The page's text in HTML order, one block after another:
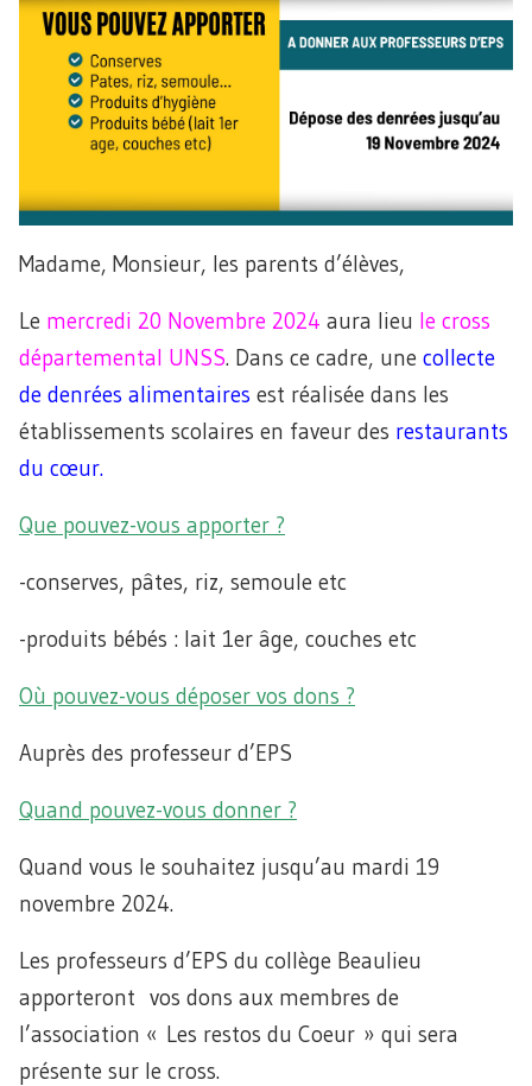
Madame, Monsieur, les parents d’élèves,
Le mercredi 20 Novembre 2024 aura lieu le cross
départemental UNSS. Dans ce cadre, une collecte
de denrées alimentaires est réalisée dans les
établissements scolaires en faveur des restaurants
du cœur.
Que pouvez-vous apporter ?
-conserves, pâtes, riz, semoule etc
-produits bébés : lait 1er âge, couches etc
Où pouvez-vous déposer vos dons ?
Auprès des professeur d’EPS
Quand pouvez-vous donner ?
Quand vous le souhaitez jusqu’au mardi 19
novembre 2024.
Les professeurs d’EPS du collège Beaulieu
apporteront vos dons aux membres de
l’association « Les restos du Coeur » qui sera
présente sur le cross.